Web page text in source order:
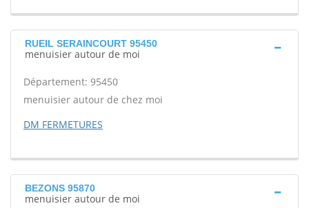
RUEIL SERAINCOURT 95450
menuisier autour de moi
Département: 95450
menuisier autour de chez moi
DM FERMETURES
BEZONS 95870
menuisier autour de moi